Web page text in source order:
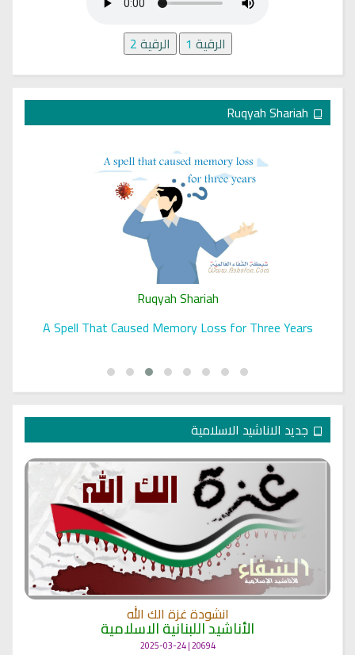
الرقية 1 الرقية2
Ruqyah Shariah
A Spell That Caused Memory Loss for Three Years
جديد الاناشيد الاسلامية
انشودة غزة الك الله
الأناشيد اللبنانية الاسلامية
20694 | 2025-03-24